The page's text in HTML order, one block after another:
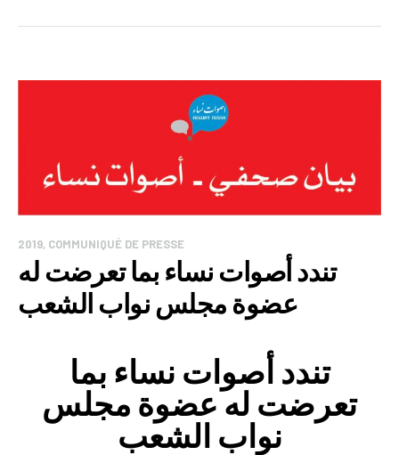
2019, COMMUNIQUÉ DE PRESSE
تندد أصوات نساء بما تعرضت له
عضوة مجلس نواب الشعب
تندد أصوات نساء بما
تعرضت له عضوة مجلس
نواب الشعب